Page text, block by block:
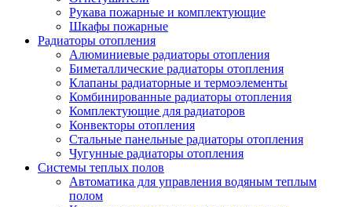
Рукава пожарные и комплектующие
Шкафы пожарные
Радиаторы отопления
Алюминиевые радиаторы отопления
Биметаллические радиаторы отопления
Клапаны радиаторные и термоэлементы
Комбинированные радиаторы отопления
Комплектующие для радиаторов
Конвекторы отопления
Стальные панельные радиаторы отопления
Чугунные радиаторы отопления
Системы теплых полов
Автоматика для управления водяным теплым
полом